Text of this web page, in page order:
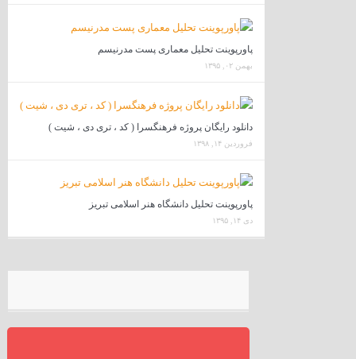
پاورپوینت تحلیل معماری پست مدرنیسم
بهمن ۰۲, ۱۳۹۵
دانلود رایگان پروژه فرهنگسرا ( کد ، تری دی ، شیت )
فروردین ۱۴, ۱۳۹۸
پاورپوینت تحلیل دانشگاه هنر اسلامی تبریز
دی ۱۴, ۱۳۹۵